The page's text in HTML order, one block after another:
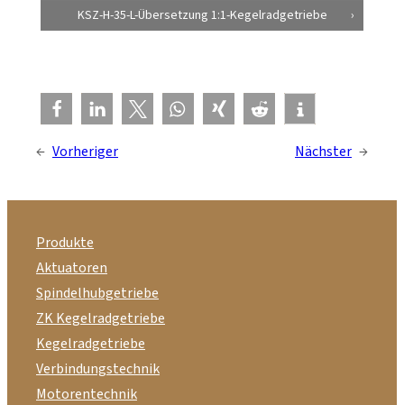
KSZ-H-35-L-Übersetzung 1:1-Kegelradgetriebe
← Vorheriger Nächster →
Produkte
Aktuatoren
Spindelhubgetriebe
ZK Kegelradgetriebe
Kegelradgetriebe
Verbindungstechnik
Motorentechnik